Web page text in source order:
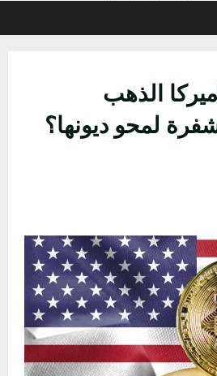
الذهب
لمحو ديونها؟